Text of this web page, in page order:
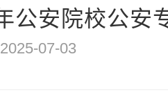
公安院校公安
2025-07-03